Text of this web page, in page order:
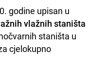
godine upisan u
vlažnih staništa
staništa u
cjelokupno